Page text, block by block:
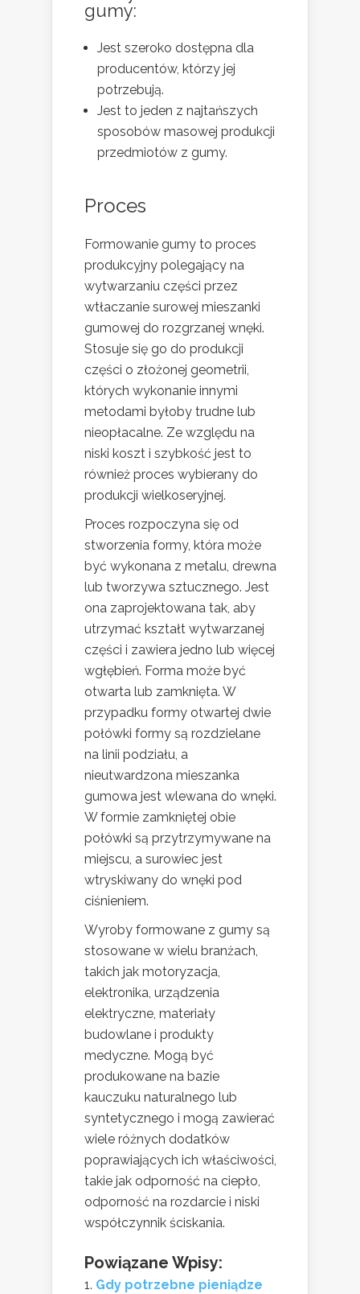
gumy:
Jest szeroko dostępna dla
producentów, którzy jej
potrzebują.
Jest to jeden z najtańszych
sposobów masowej produkcji
przedmiotów z gumy.
Proces
Formowanie gumy to proces
produkcyjny polegający na
wytwarzaniu części przez
wtłaczanie surowej mieszanki
gumowej do rozgrzanej wnęki.
Stosuje się go do produkcji
części o złożonej geometrii,
których wykonanie innymi
metodami byłoby trudne lub
nieopłacalne. Ze względu na
niski koszt i szybkość jest to
również proces wybierany do
produkcji wielkoseryjnej.
Proces rozpoczyna się od
stworzenia formy, która może
być wykonana z metalu, drewna
lub tworzywa sztucznego. Jest
ona zaprojektowana tak, aby
utrzymać kształt wytwarzanej
części i zawiera jedno lub więcej
wgłębień. Forma może być
otwarta lub zamknięta. W
przypadku formy otwartej dwie
połówki formy są rozdzielane
na linii podziału, a
nieutwardzona mieszanka
gumowa jest wlewana do wnęki.
W formie zamkniętej obie
połówki są przytrzymywane na
miejscu, a surowiec jest
wtryskiwany do wnęki pod
ciśnieniem.
Wyroby formowane z gumy są
stosowane w wielu branżach,
takich jak motoryzacja,
elektronika, urządzenia
elektryczne, materiały
budowlane i produkty
medyczne. Mogą być
produkowane na bazie
kauczuku naturalnego lub
syntetycznego i mogą zawierać
wiele różnych dodatków
poprawiających ich właściwości,
takie jak odporność na ciepło,
odporność na rozdarcie i niski
współczynnik ściskania.
Powiązane Wpisy:
Gdy potrzebne pieniądze